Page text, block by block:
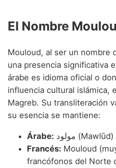
El Nombre
Mouloud, al ser un nombre
una presencia significativa
árabe es idioma oficial o
influencia cultural islámica,
Magreb. Su transliteración
su esencia se mantiene:
Árabe:
مولود (Mawlūd)
Francés: Mouloud
francófonos del Norte